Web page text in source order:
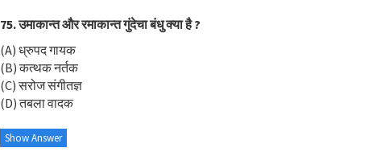
75. उमाकान्त और रमाकान्त गुंदेचा बंधु क्या है ?
(A) ध्रुपद गायक
(B) कत्थक नर्तक
(C) सरोज संगीतज्ञ
(D) तबला वादक
Show Answer